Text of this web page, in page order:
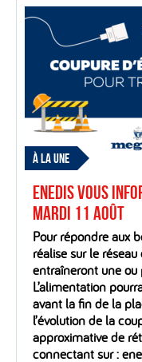
À LA UNE
Enedis vous
mardi 11 août
Pour répondre aux
réalise sur le
entraîneront une ou
L’alimentation
avant la fin de la
l’évolution de la
approximative de
connectant sur :